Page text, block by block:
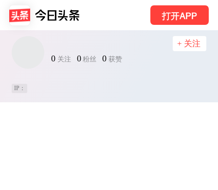
打开APP
0 关注 0 粉丝 0 获赞
+ 关注
IP：